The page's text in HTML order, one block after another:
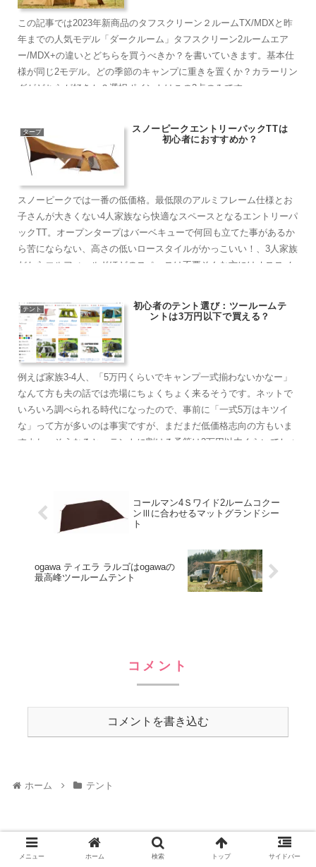
この記事では2023年新商品のタフスクリーン２ルームTX/MDXと昨
年までの人気モデル「ダークルーム」タフスクリーン2ルームエア
ー/MDX+の違いとどちらを買うべきか？を書いていきます。基本仕
様が同じ2モデル。どの季節のキャンプに重きを置くか？カラーリン
グがどちらが好きか？選択ポイントはこの2点のみです
タープ
スノーピークエントリーパックTTは
初心者におすすめか？
スノーピークでは一番の低価格。最低限のアルミフレーム仕様とお
子さんが大きくない4人家族なら快適なスペースとなるエントリーパ
ックTT。オープンタープはバーベキューで何回も立てた事があるか
ら苦にならない、高さの低いロースタイルがかっこいい！、3人家族
だからエルフィールドほどのスペースは不要そんな方にはオススメ
テント
初心者のテント選び：ツールームテ
ントは3万円以下で買える？
例えば家族3-4人、「5万円くらいでキャンプ一式揃わないかなー」
なんて方も夫の話では売場にちょくちょく来るそうです。ネットで
いろいろ調べられる時代になったので、事前に「一式5万はキツイ
な」って方が多いのは事実ですが、まだまだ低価格志向の方もいま
すよね。そうなると、テントに割ける予算は3万円以内くらいでしょ
コールマン4Ｓワイド2ルームコクー
ンⅢに合わせるマットグランドシー
ト
ogawa ティエラ ラルゴはogawaの
最高峰ツールームテント
コメント
コメントを書き込む
ホーム テント
メニュー ホーム 検索 トップ サイドバー